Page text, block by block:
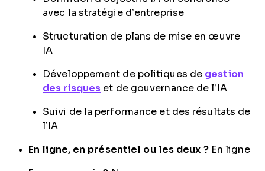
avec la stratégie d’entreprise
Structuration de plans de mise en œuvre
IA
Développement de politiques de gestion
des risques et de gouvernance de l’IA
Suivi de la performance et des résultats de
l’IA
En ligne, en présentiel ou les deux ?En ligne